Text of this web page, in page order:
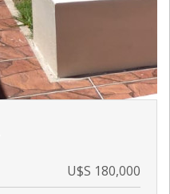
U$S 180,000